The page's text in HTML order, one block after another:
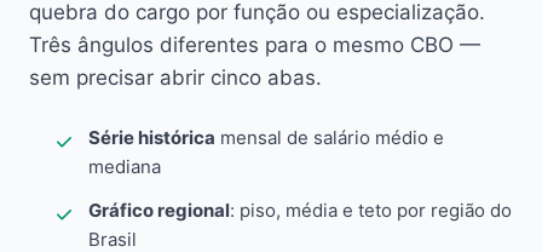
quebra do cargo por função ou especialização.
Três ângulos diferentes para o mesmo CBO —
sem precisar abrir cinco abas.
Série histórica mensal de salário médio e
mediana
Gráfico regional: piso, média e teto por região do
Brasil